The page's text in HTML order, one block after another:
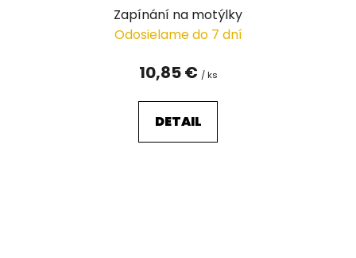
Zapínání na motýlky
Odosielame do 7 dní
10,85 € / ks
DETAIL